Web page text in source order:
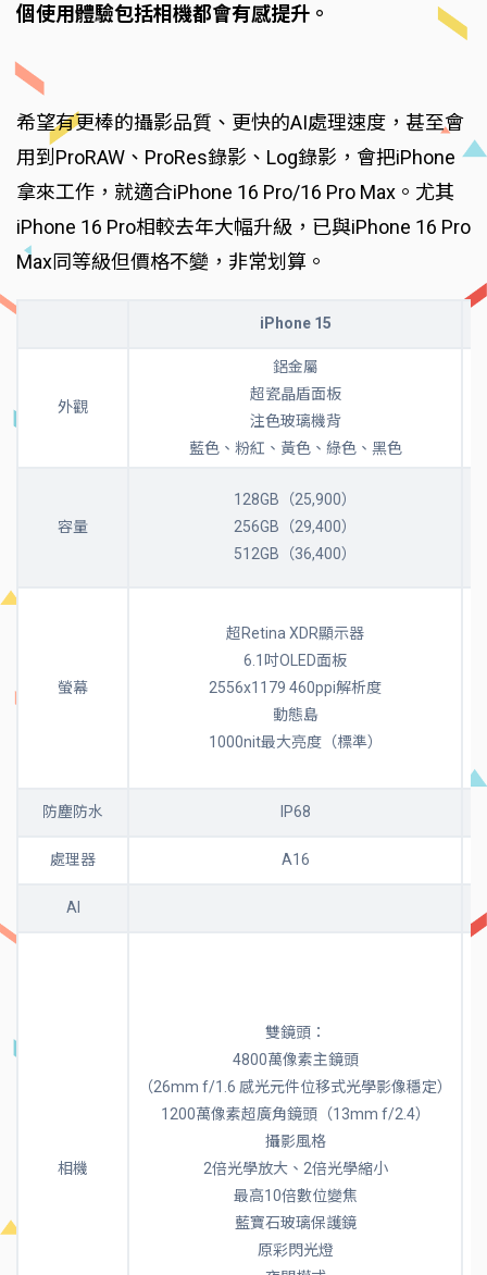
個使用體驗包括相機都會有感提升。
希望有更棒的攝影品質、更快的AI處理速度，甚至會
用到ProRAW、ProRes錄影、Log錄影，會把iPhone
拿來工作，就適合iPhone 16 Pro/16 Pro Max。尤其
iPhone 16 Pro相較去年大幅升級，已與iPhone 16 Pro
Max同等級但價格不變，非常划算。
iPhone 15
外觀
鋁金屬
超瓷晶盾面板
注色玻璃機背
藍色、粉紅、黃色、綠色、黑色
容量
128GB（25,900）
256GB（29,400）
512GB（36,400）
螢幕
超Retina XDR顯示器
6.1吋OLED面板
2556x1179 460ppi解析度
動態島
1000nit最大亮度（標準）
防塵防水 IP68
處理器 A16
AI
相機
雙鏡頭：
4800萬像素主鏡頭
（26mm f/1.6 感光元件位移式光學影像穩定）
1200萬像素超廣角鏡頭（13mm f/2.4）
攝影風格
2倍光學放大、2倍光學縮小
最高10倍數位變焦
藍寶石玻璃保護鏡
原彩閃光燈